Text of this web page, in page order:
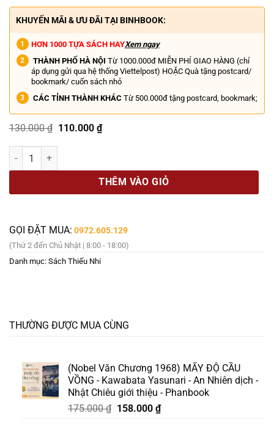
KHUYẾN MÃI & ƯU ĐÃI TẠI BINHBOOK:
HƠN 1000 TỰA SÁCH HAYXem ngay
THÀNH PHỐ HÀ NỘI Từ 1000.000đ MIỄN PHÍ GIAO HÀNG (chỉ
áp dụng gửi qua hệ thống Viettelpost) HOẶC Quà tặng postcard/
bookmark/ cuốn sách nhỏ
CÁC TỈNH THÀNH KHÁC Từ 500.000đ tặng postcard, bookmark;
130.000₫ Giá
là:
110.000 ₫Giá
FERDA CHÚ KIẾN TÀI BA – Ondřej Sekora – Nghiêm Quỳnh Trang
THÊM VÀO GIỎ
GỌI ĐẶT MUA: 0972.605.129
(Thứ 2 đến Chủ Nhật | 8:00 - 18:00)
Danh mục: Sách Thiếu Nhi
THƯỜNG ĐƯỢC MUA CÙNG
(Nobel Văn Chương 1968) MẤY ĐỘ CẦU
VỒNG - Kawabata Yasunari - An Nhiên dịch -
Nhật Chiêu giới thiệu - Phanbook
175.000₫ Giá
158.000 ₫Giá